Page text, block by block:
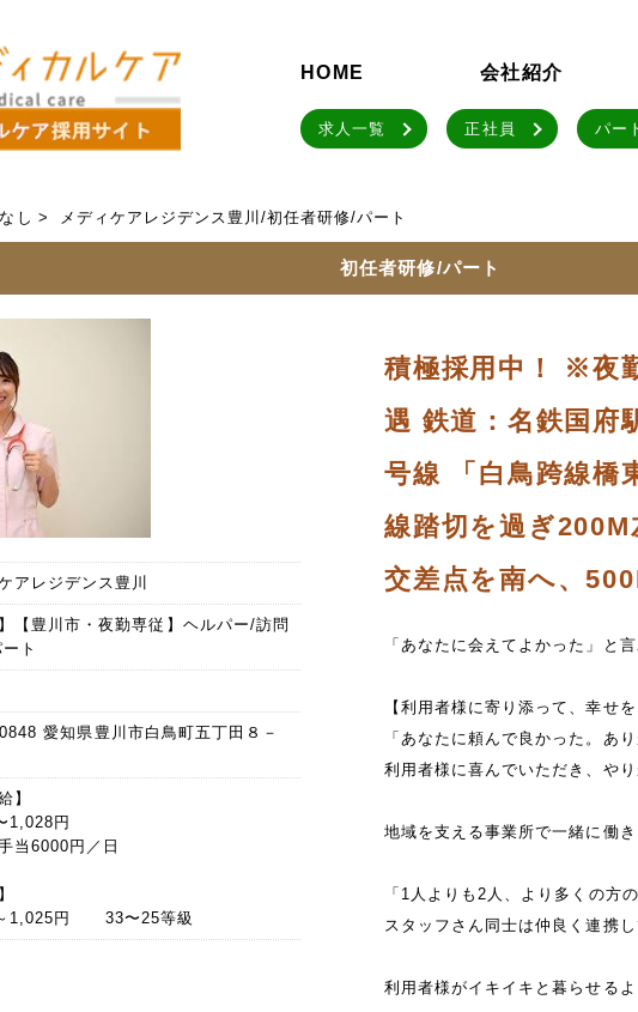
HOME 会社紹介
求人一覧 正社員 パー
し メディケアレジデンス豊川/初任者研修/パート
初任者研修/パート
アレジデンス豊川
】【豊川市・夜勤専従】ヘルパー/訪問
ト
愛知県豊川市白鳥町五丁田８－
】
1,028円
当6000円／日
1,025円 33〜25等級
積極採用中！ ※夜
遇 鉄道：名鉄国府
号線 「白鳥跨線橋
線踏切を過ぎ200M
交差点を南へ、
「あなたに会えてよかった」と
【利用者様に寄り添って、幸せを
「あなたに頼んで良かった。あ
利用者様に喜んでいただき、や
地域を支える事業所で一緒に働き
「1人よりも2人、より多くの方
スタッフさん同士は仲良く連携
利用者様がイキイキと暮らせる